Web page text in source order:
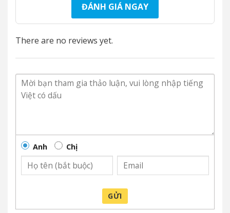
ĐÁNH GIÁ NGAY
There are no reviews yet.
Anh Chị
GỬI